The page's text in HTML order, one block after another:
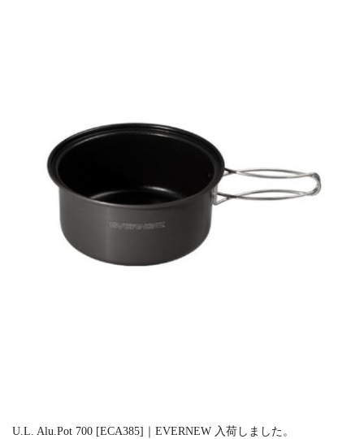
U.L. Alu.Pot 700 [ECA385]｜EVERNEW 入荷しました。